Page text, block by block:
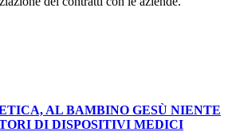
AL BAMBINO GESÙ NIENTE
DI DISPOSITIVI MEDICI